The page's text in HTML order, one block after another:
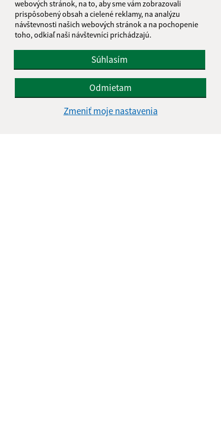
webových stránok, na to, aby sme vám zobrazovali
prispôsobený obsah a cielené reklamy, na analýzu
návštevnosti našich webových stránok a na pochopenie
toho, odkiaľ naši návštevníci prichádzajú.
Súhlasím
Odmietam
Zmeniť moje nastavenia
IČO: 00316288